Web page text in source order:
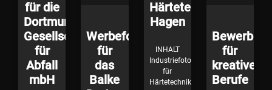
für die
Dortmunder
Gesellschaft
für
Abfall
mbH
Werbefotografie
für
das
Balke
Härtetechnik
Hagen
INHALT
Industriefotografie
für
Härtetechnik
für
kreative
Berufe